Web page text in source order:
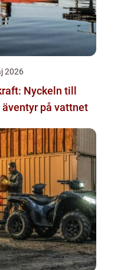
2026
Nyckeln till
äventyr på vattnet